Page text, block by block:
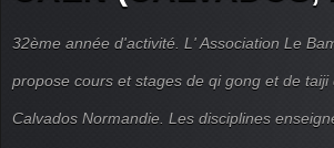
32ème année d'activité. L' Association Le
propose cours et stages de qi gong et de
Calvados Normandie. Les disciplines